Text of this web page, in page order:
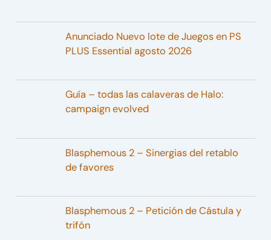
Anunciado Nuevo lote de Juegos en PS
PLUS Essential agosto 2026
Guía – todas las calaveras de Halo:
campaign evolved
Blasphemous 2 – Sinergias del retablo
de favores
Blasphemous 2 – Petición de Cástula y
trifón